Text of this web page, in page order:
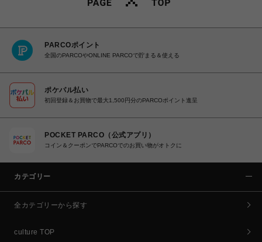
PARCOポイント
全国のPARCOやONLINE PARCOで貯まる＆使える
ポケパル払い
初回登録＆お買物で最大1,500円分のPARCOポイント進呈
POCKET PARCO（公式アプリ）
コイン＆クーポンでPARCOでのお買い物がオトクに
カテゴリー
全カテゴリーから探す
culture TOP